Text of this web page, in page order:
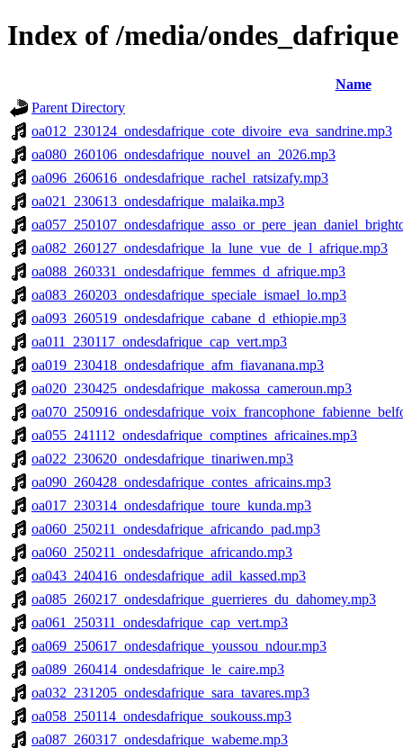
Index of /media/ondes_dafrique
Name
Parent Directory
oa012_230124_ondesdafrique_cote_divoire_eva_sandrine.mp3
oa080_260106_ondesdafrique_nouvel_an_2026.mp3
oa096_260616_ondesdafrique_rachel_ratsizafy.mp3
oa021_230613_ondesdafrique_malaika.mp3
oa082_260127_ondesdafrique_la_lune_vue_de_l_afrique.mp3
oa088_260331_ondesdafrique_femmes_d_afrique.mp3
oa083_260203_ondesdafrique_speciale_ismael_lo.mp3
oa093_260519_ondesdafrique_cabane_d_ethiopie.mp3
oa011_230117_ondesdafrique_cap_vert.mp3
oa019_230418_ondesdafrique_afm_fiavanana.mp3
oa020_230425_ondesdafrique_makossa_cameroun.mp3
oa055_241112_ondesdafrique_comptines_africaines.mp3
oa022_230620_ondesdafrique_tinariwen.mp3
oa090_260428_ondesdafrique_contes_africains.mp3
oa017_230314_ondesdafrique_toure_kunda.mp3
oa060_250211_ondesdafrique_africando_pad.mp3
oa060_250211_ondesdafrique_africando.mp3
oa043_240416_ondesdafrique_adil_kassed.mp3
oa085_260217_ondesdafrique_guerrieres_du_dahomey.mp3
oa061_250311_ondesdafrique_cap_vert.mp3
oa069_250617_ondesdafrique_youssou_ndour.mp3
oa089_260414_ondesdafrique_le_caire.mp3
oa032_231205_ondesdafrique_sara_tavares.mp3
oa058_250114_ondesdafrique_soukouss.mp3
oa087_260317_ondesdafrique_wabeme.mp3